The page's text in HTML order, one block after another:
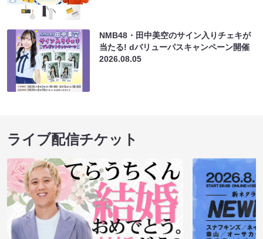
NMB48・田中美空のサイン入りチェキが
当たる! dバリューパスキャンペーン開催
2026.08.05
ライブ配信チケット